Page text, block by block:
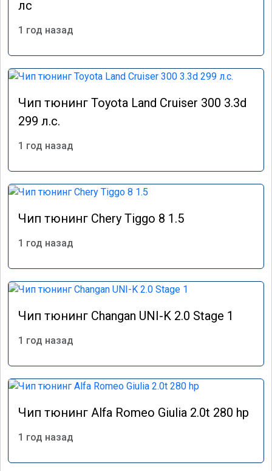
лс
1 год назад
Чип тюнинг Toyota Land Cruiser 300 3.3d
299 л.с.
1 год назад
Чип тюнинг Chery Tiggo 8 1.5
1 год назад
Чип тюнинг Changan UNI-K 2.0 Stage 1
1 год назад
Чип тюнинг Alfa Romeo Giulia 2.0t 280 hp
1 год назад